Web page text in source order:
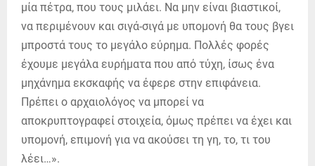
μία πέτρα, που τους μιλάει. Να μην είναι βιαστικοί,
να περιμένουν και σιγά-σιγά με υπομονή θα τους βγει
μπροστά τους το μεγάλο εύρημα. Πολλές φορές
έχουμε μεγάλα ευρήματα που από τύχη, ίσως ένα
μηχάνημα εκσκαφής να έφερε στην επιφάνεια.
Πρέπει ο αρχαιολόγος να μπορεί να
αποκρυπτογραφεί στοιχεία, όμως πρέπει να έχει και
υπομονή, επιμονή για να ακούσει τη γη, το, τι του
λέει…».